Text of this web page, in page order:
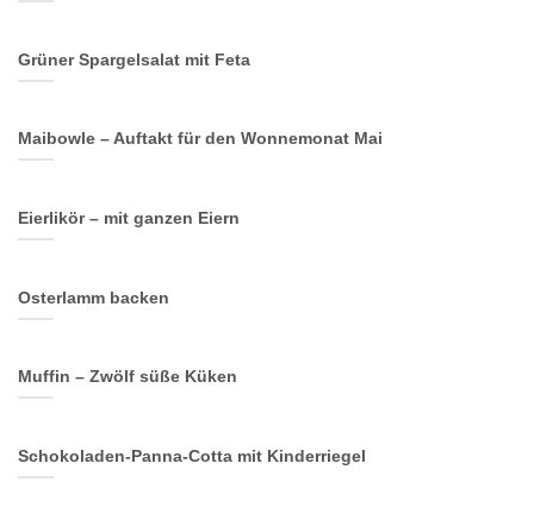
Grüner Spargelsalat mit Feta
Maibowle – Auftakt für den Wonnemonat Mai
Eierlikör – mit ganzen Eiern
Osterlamm backen
Muffin – Zwölf süße Küken
Schokoladen-Panna-Cotta mit Kinderriegel